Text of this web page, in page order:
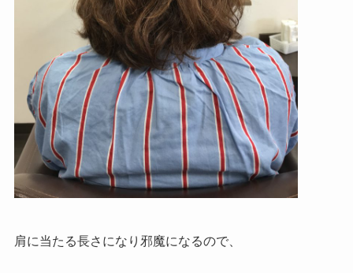
肩に当たる長さになり邪魔になるので、